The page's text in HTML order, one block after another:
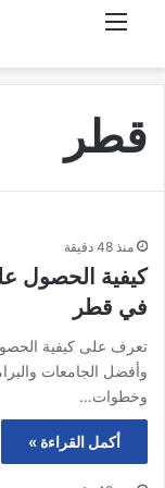
قطر
منذ 48 دقيقة
كيفية الحصول
في قطر
تعرف على كيفية
وأفضل الجامعات
وخطوات…
أكمل القراءة »